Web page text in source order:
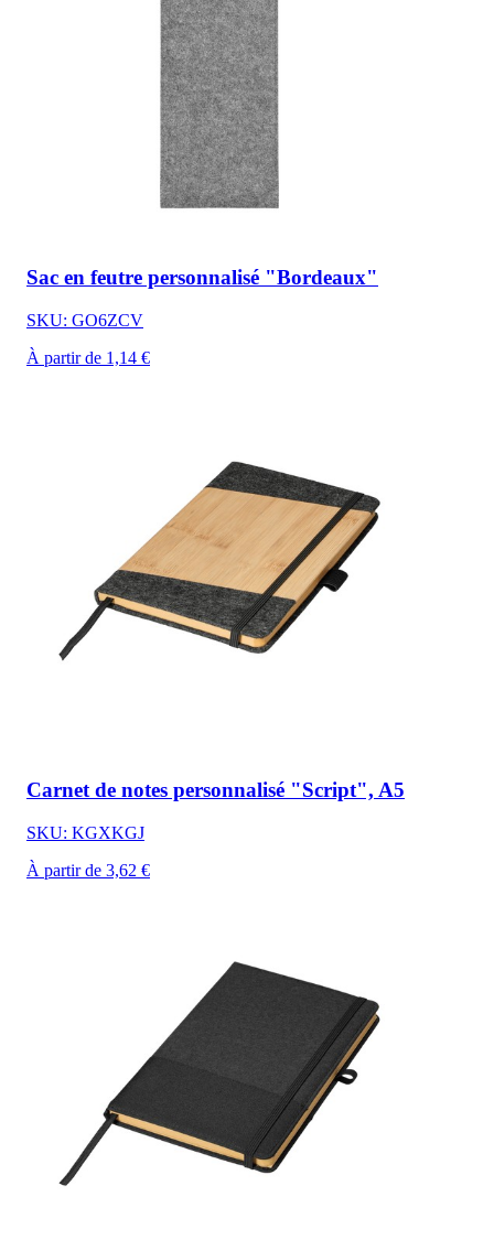
Sac en feutre personnalisé "Bordeaux"
SKU: GO6ZCV
À partir de 1,14 €
Carnet de notes personnalisé "Script", A5
SKU: KGXKGJ
À partir de 3,62 €